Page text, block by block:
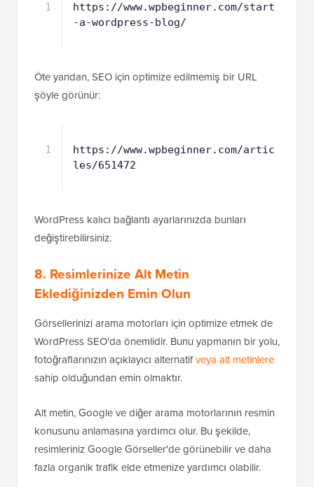
1
https://www.wpbeginner.com/start
-a-wordpress-blog/
Öte yandan, SEO için optimize edilmemiş bir URL
şöyle görünür:
1
https://www.wpbeginner.com/artic
les/651472
WordPress kalıcı bağlantı ayarlarınızda bunları
değiştirebilirsiniz.
8. Resimlerinize Alt Metin
Eklediğinizden Emin Olun
Görsellerinizi arama motorları için optimize etmek de
WordPress SEO'da önemlidir. Bunu yapmanın bir yolu,
fotoğraflarınızın açıklayıcı alternatifveya alt metinlere
sahip olduğundan emin olmaktır.
Alt metin, Google ve diğer arama motorlarının resmin
konusunu anlamasına yardımcı olur. Bu şekilde,
resimleriniz Google Görseller'de görünebilir ve daha
fazla organik trafik elde etmenize yardımcı olabilir.